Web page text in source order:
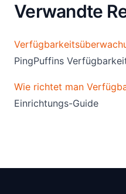
Verwandte
PingPuffins
Wie richtet man
Einrichtungs-Guide